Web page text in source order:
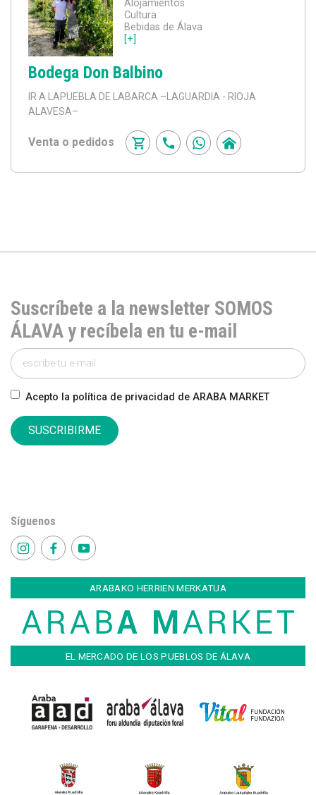
Alojamientos
Cultura
Bebidas de Álava
[+]
Bodega Don Balbino
IR A LAPUEBLA DE LABARCA –LAGUARDIA - RIOJA
ALAVESA–
Venta o pedidos
Suscríbete a la newsletter SOMOS
ÁLAVA y recíbela en tu e-mail
Acepto la política de privacidad de ARABA MARKET
SUSCRIBIRME
Síguenos
ARABAKO HERRIEN MERKATUA
EL MERCADO DE LOS PUEBLOS DE ÁLAVA